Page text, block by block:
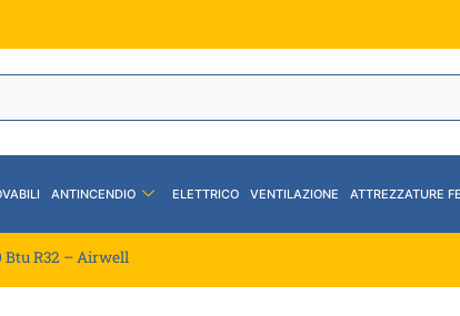
ANTINCENDIO ELETTRICO VENTILAZIONE ATTREZZATURE
Btu R32 – Airwell